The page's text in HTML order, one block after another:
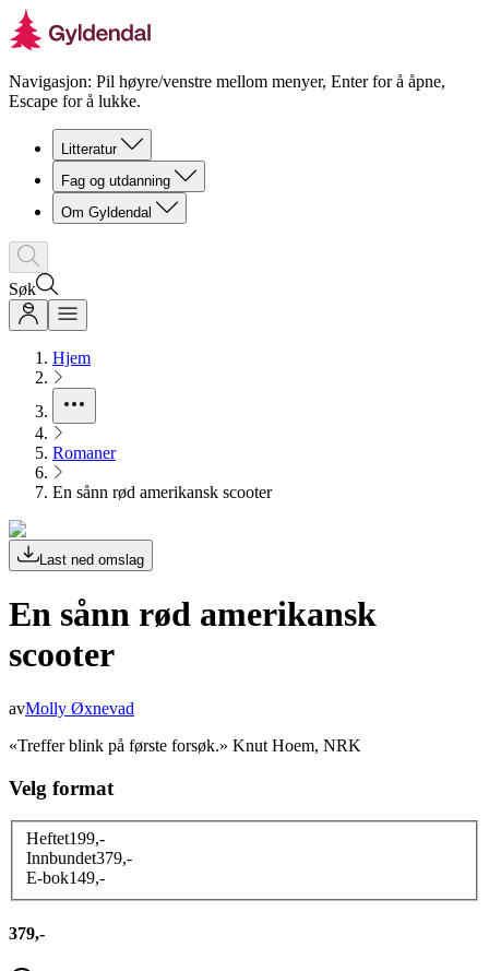
Navigasjon: Pil høyre/venstre mellom menyer, Enter for å åpne,
Escape for å lukke.
Litteratur
Fag og utdanning
Om Gyldendal
Søk
Hjem
Romaner
En sånn rød amerikansk scooter
Last ned omslag
En sånn rød amerikansk
scooter
avMolly Øxnevad
«Treffer blink på første forsøk.» Knut Hoem, NRK
Velg format
Heftet199,-
Innbundet379,-
E-bok149,-
379,-